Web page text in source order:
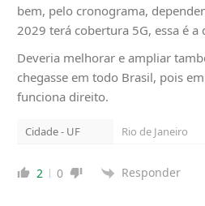
bem, pelo cronograma,
2029 terá cobertura 5G, essa é a
Deveria melhorar e ampliar
chegasse em todo Brasil, pois
funciona direito.
Cidade - UF Rio de Janeiro
2 0 Responder